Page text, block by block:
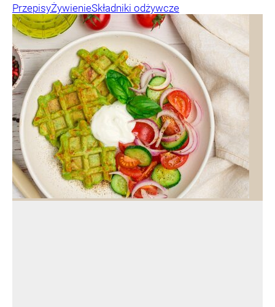
PrzepisyŻywienieSkładniki odżywcze